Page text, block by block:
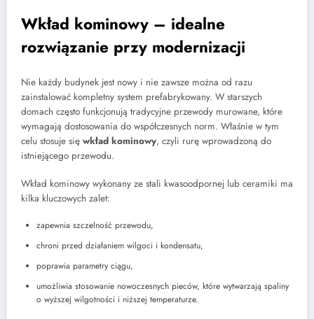
Wkład kominowy – idealne
rozwiązanie przy modernizacji
Nie każdy budynek jest nowy i nie zawsze można od razu
zainstalować kompletny system prefabrykowany. W starszych
domach często funkcjonują tradycyjne przewody murowane, które
wymagają dostosowania do współczesnych norm. Właśnie w tym
celu stosuje się wkład kominowy, czyli rurę wprowadzoną do
istniejącego przewodu.
Wkład kominowy wykonany ze stali kwasoodpornej lub ceramiki ma
kilka kluczowych zalet:
zapewnia szczelność przewodu,
chroni przed działaniem wilgoci i kondensatu,
poprawia parametry ciągu,
umożliwia stosowanie nowoczesnych pieców, które wytwarzają spaliny
o wyższej wilgotności i niższej temperaturze.